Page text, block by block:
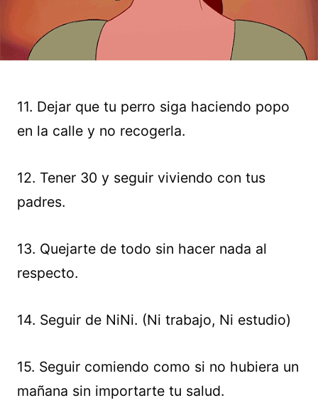
11. Dejar que tu perro siga haciendo popo
en la calle y no recogerla.
12. Tener 30 y seguir viviendo con tus
padres.
13. Quejarte de todo sin hacer nada al
respecto.
14. Seguir de NiNi. (Ni trabajo, Ni estudio)
15. Seguir comiendo como si no hubiera un
mañana sin importarte tu salud.